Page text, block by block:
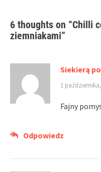
6 thoughts on “Chilli
ziemniakami”
Siekierą
1
Fajny
Odpowiedz